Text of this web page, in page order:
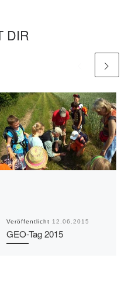
DIR
Veröffentlicht 12.06.2015
GEO-Tag 2015